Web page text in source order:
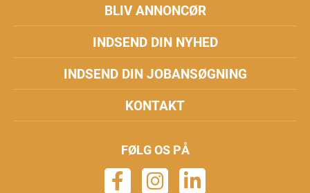
BLIV ANNONCØR
INDSEND DIN NYHED
INDSEND DIN JOBANSØGNING
KONTAKT
FØLG OS PÅ